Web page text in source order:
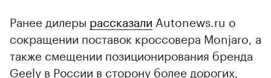
Ранее дилеры рассказали Autonews.ru о
сокращении поставок кроссовера Monjaro, а
также смещении позиционирования бренда
Geely в России в сторону более дорогих,